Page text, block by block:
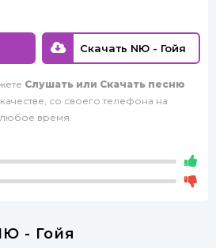
Скачать NЮ - Гойя
Слушать или Скачать песню
со своего телефона на
любое время.
- Гойя